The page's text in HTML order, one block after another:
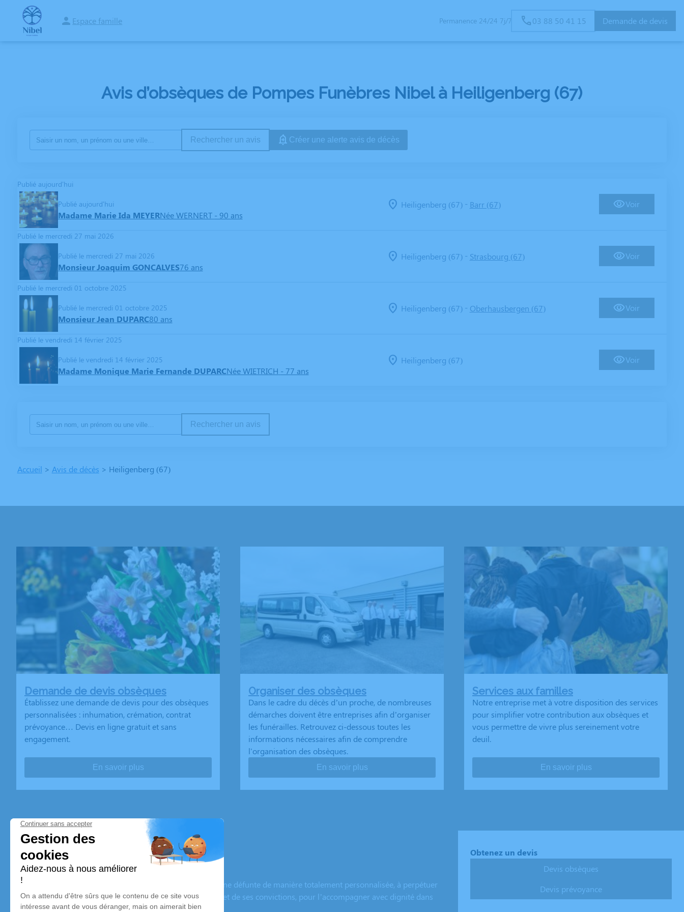
Espace famille Permanence 24/24 7j/7 03 88 50 41 15 Demande de devis
ORGANISER DES OBSÈQUESPRÉVOIR SES OBSÈQUES NOS ARTICLES FUNÉRAIRES ESPACES HOMMAGESSERVICES AUX FAMILLES
Avis d’obsèques de Pompes Funèbres Nibel à Heiligenberg (67)
Rechercher un avis Créer une alerte avis de décès
Publié aujourd'hui
Publié aujourd'hui
Madame Marie Ida MEYERNée WERNERT - 90 ans
Heiligenberg (67)- Barr (67) Voir
Publié le mercredi 27 mai 2026
Publié le mercredi 27 mai 2026
Monsieur Joaquim GONCALVES76 ans
Heiligenberg (67)- Strasbourg (67) Voir
Publié le mercredi 01 octobre 2025
Publié le mercredi 01 octobre 2025
Monsieur Jean DUPARC80 ans
Heiligenberg (67)- Oberhausbergen (67) Voir
Publié le vendredi 14 février 2025
Publié le vendredi 14 février 2025
Madame Monique Marie Fernande DUPARCNée WIETRICH - 77 ans
Heiligenberg (67) Voir
Rechercher un avis
Accueil > Avis de décès > Heiligenberg (67)
Demande de devis obsèques
Établissez une demande de devis pour des obsèques
personnalisées : inhumation, crémation, contrat
prévoyance… Devis en ligne gratuit et sans
engagement.
En savoir plus
Organiser des obsèques
Dans le cadre du décès d’un proche, de nombreuses
démarches doivent être entreprises afin d’organiser
les funérailles. Retrouvez ci-dessous toutes les
informations nécessaires afin de comprendre
l'organisation des obsèques.
En savoir plus
Services aux familles
Notre entreprise met à votre disposition des services
pour simplifier votre contribution aux obsèques et
vous permettre de vivre plus sereinement votre
deuil.
En savoir plus
Pompes Funèbres Nibel
Nos équipes vous aident à honorer la mémoire de la personne défunte de manière totalement personnalisée, à perpétuer
son souvenir dans le respect de ses volontés, de ses valeurs et de ses convictions, pour l’accompagner avec dignité dans
son dernier voyage.
Obtenez un devis
Devis obsèques
Devis prévoyance